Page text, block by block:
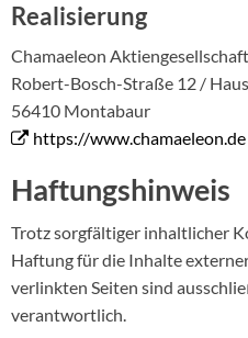
Realisierung
Chamaeleon
Robert-Bosch-Straße 12 /
56410 Montabaur
https://www.chamaeleon.de
Haftungshinweis
Trotz sorgfältiger inhaltlicher
Haftung für die Inhalte
verlinkten Seiten sind
verantwortlich.